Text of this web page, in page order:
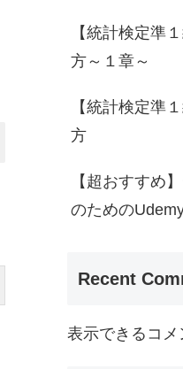
【統計検定準
方～１章～
【統計検定準
方
【超おすすめ
のための
Recent
表示できるコメ